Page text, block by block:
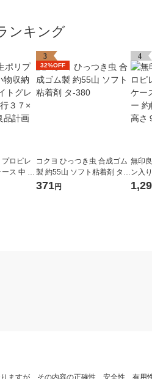
ンキング
ロピレ
ス 中 ホ
６×奥行
3
32%OFF
コクヨ ひっつき虫 合成ゴム
製 約55山 ソフト粘着剤 タ-3
80
371円
4
無印
ン入
ワイ